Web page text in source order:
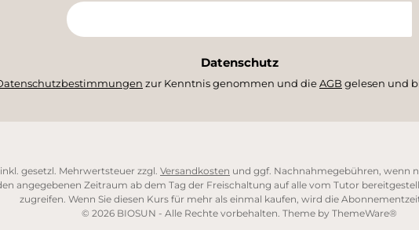
Datenschutz
zur Kenntnis genommen und dieAGB gelesen und
gesetzl. Mehrwertsteuer zzgl. Versandkosten und ggf. Nachnahmegebühren, wenn
angegebenen Zeitraum ab dem Tag der Freischaltung auf alle vom Tutor
zugreifen. Wenn Sie diesen Kurs für mehr als einmal kaufen, wird die
© 2026 BIOSUN - Alle Rechte vorbehalten. Theme by ThemeWare®